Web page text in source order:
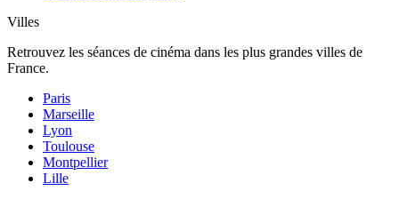
Villes
Retrouvez les séances de cinéma dans les plus grandes villes de
France.
Paris
Marseille
Lyon
Toulouse
Montpellier
Lille